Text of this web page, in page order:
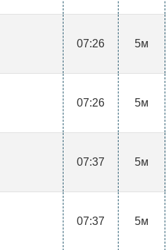
07:26 5м
07:26 5м
07:37 5м
07:37 5м